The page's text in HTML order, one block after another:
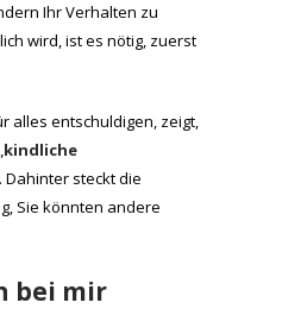
Ihr Verhalten zu
wird, ist es nötig, zuerst
alles entschuldigen, zeigt,
kindliche
Dahinter steckt die
Sie könnten andere
bei mir